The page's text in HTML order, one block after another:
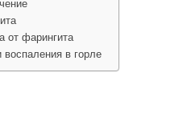
от фарингита
в горле